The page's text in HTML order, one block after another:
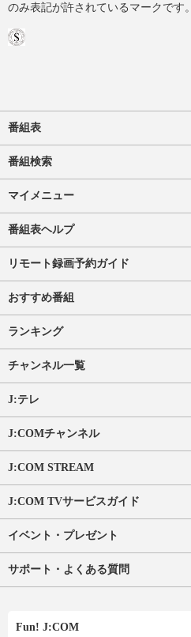
のみ表記が許されているマークです。
番組表
番組検索
マイメニュー
番組表ヘルプ
リモート録画予約ガイド
おすすめ番組
ランキング
チャンネル一覧
J:テレ
J:COMチャンネル
J:COM STREAM
J:COM TVサービスガイド
イベント・プレゼント
サポート・よくある質問
Fun! J:COM